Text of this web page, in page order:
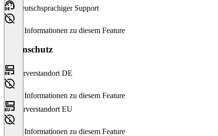
Deutschsprachiger Support
Keine Informationen zu diesem Feature
Datenschutz
Serverstandort DE
Keine Informationen zu diesem Feature
Serverstandort EU
Keine Informationen zu diesem Feature